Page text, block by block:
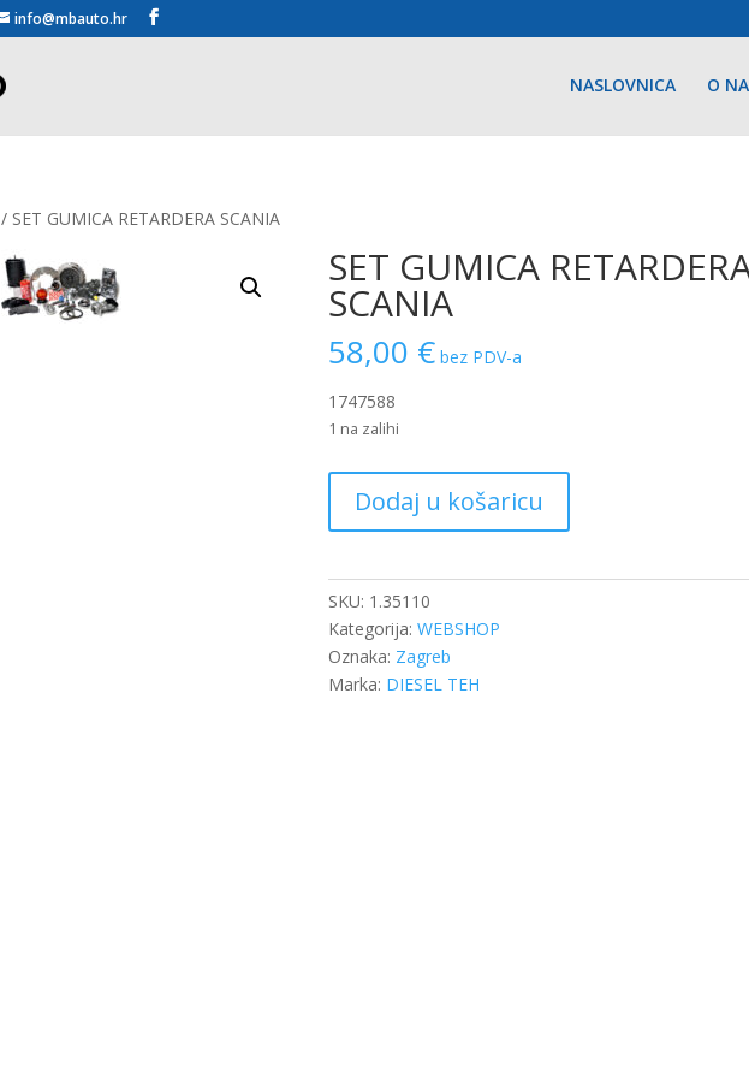
info@mbauto.hr
NASLOVNICA O
/ SET GUMICA RETARDERA SCANIA
SET GUMICA
SCANIA
58,00 € bez PDV-a
1747588
1 na zalihi
GUMICA
RETARDERA
količina
Dodaj u košaricu
SKU: 1.35110
Kategorija:WEBSHOP
Oznaka: Zagreb
Marka: DIESEL TEH